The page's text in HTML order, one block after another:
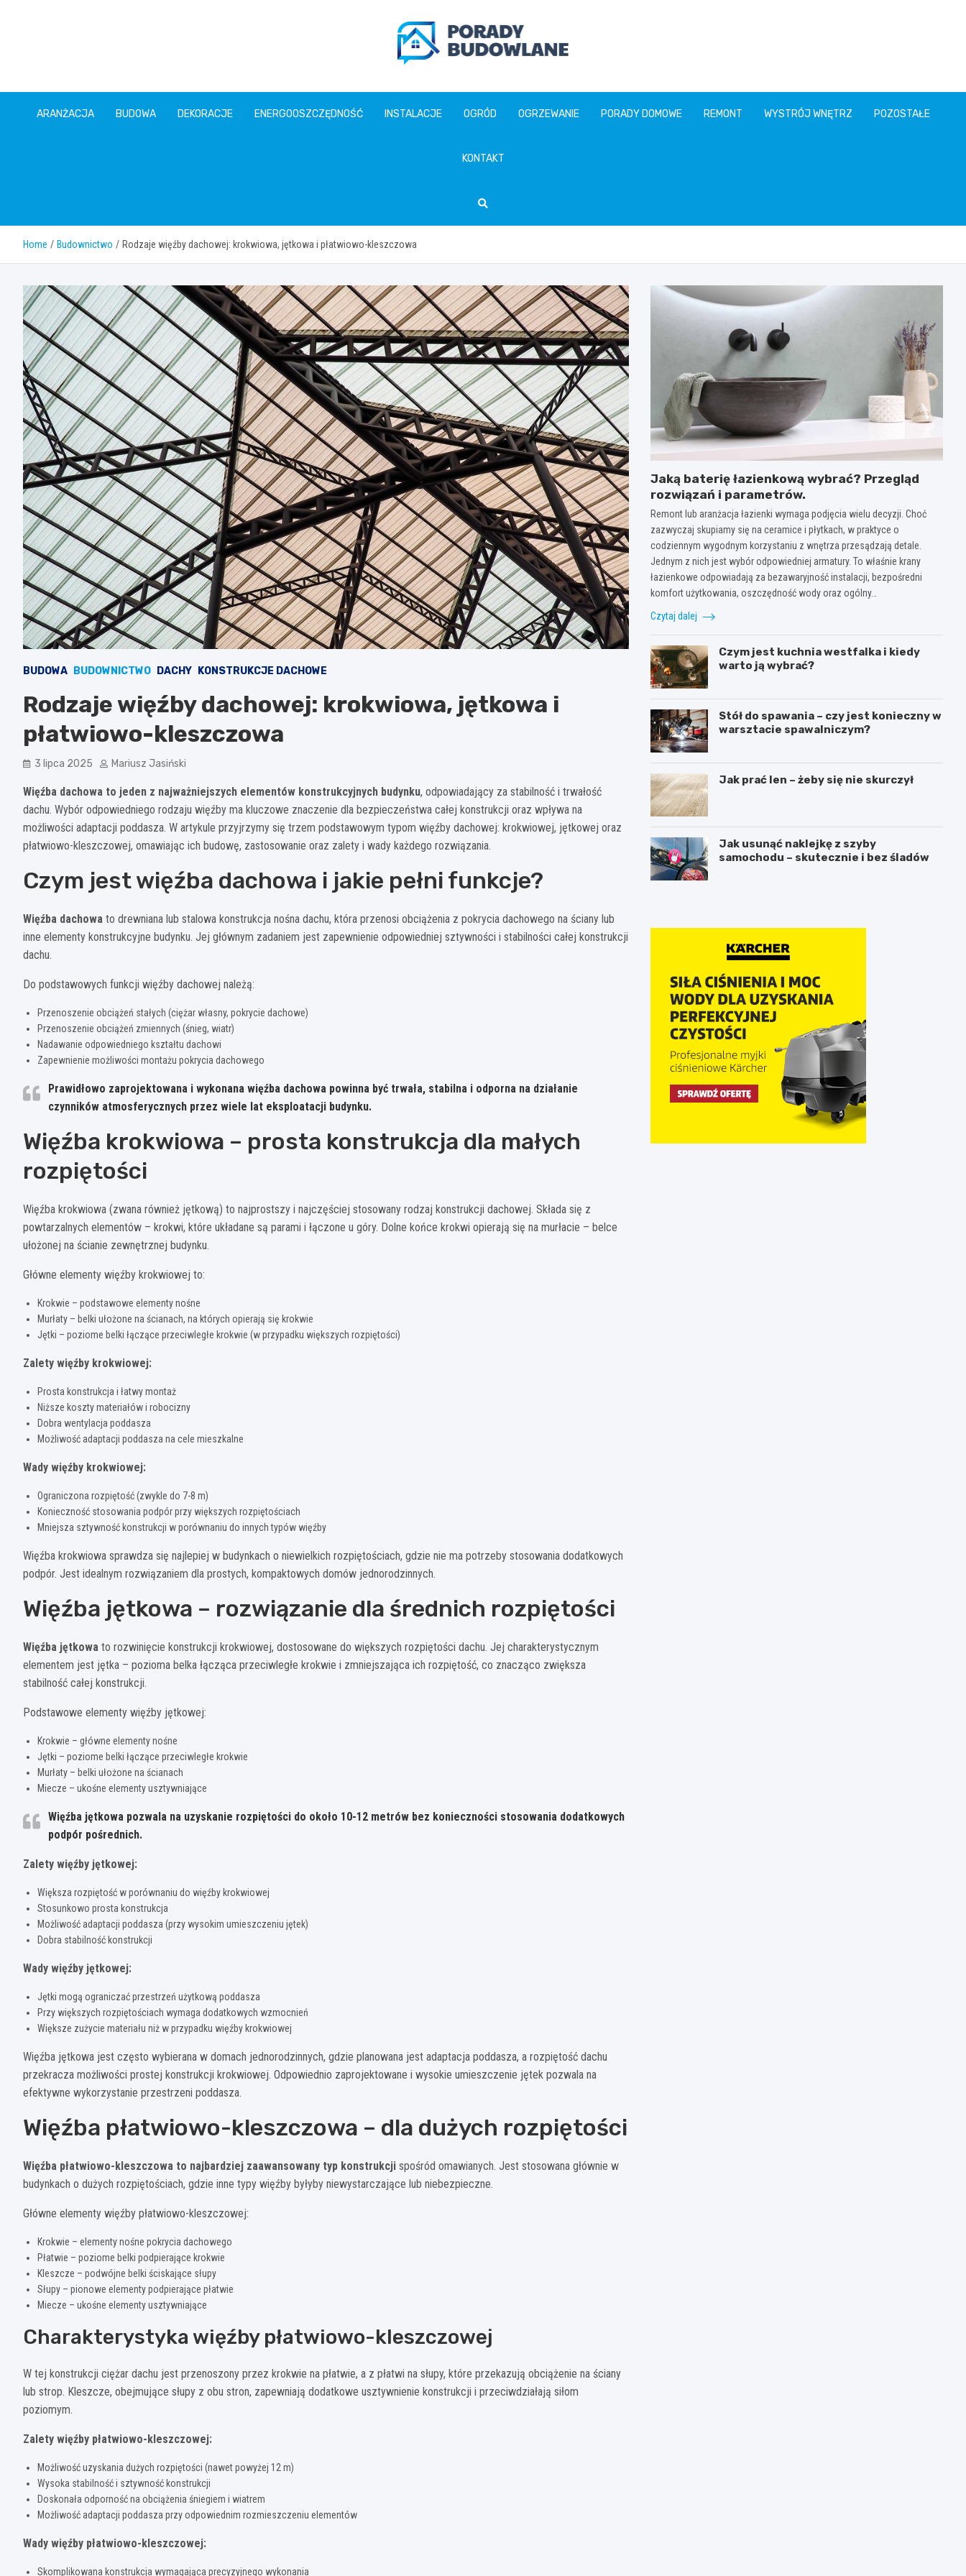
poradybudowlane.pl
ARANŻACJA BUDOWA DEKORACJE ENERGOOSZCZĘDNOŚĆ INSTALACJE OGRÓD OGRZEWANIE PORADY DOMOWE REMONT WYSTRÓJ WNĘTRZ POZOSTAŁE
KONTAKT
Home Budownictwo Rodzaje więźby dachowej: krokwiowa, jętkowa i płatwiowo-kleszczowa
BUDOWA BUDOWNICTWO DACHY KONSTRUKCJE DACHOWE
Rodzaje więźby dachowej: krokwiowa, jętkowa i
płatwiowo-kleszczowa
3 lipca 2025 Mariusz Jasiński
Więźba dachowa to jeden z najważniejszych elementów konstrukcyjnych budynku, odpowiadający za stabilność i trwałość
dachu. Wybór odpowiedniego rodzaju więźby ma kluczowe znaczenie dla bezpieczeństwa całej konstrukcji oraz wpływa na
możliwości adaptacji poddasza. W artykule przyjrzymy się trzem podstawowym typom więźby dachowej: krokwiowej, jętkowej oraz
płatwiowo-kleszczowej, omawiając ich budowę, zastosowanie oraz zalety i wady każdego rozwiązania.
Czym jest więźba dachowa i jakie pełni funkcje?
Więźba dachowa to drewniana lub stalowa konstrukcja nośna dachu, która przenosi obciążenia z pokrycia dachowego na ściany lub
inne elementy konstrukcyjne budynku. Jej głównym zadaniem jest zapewnienie odpowiedniej sztywności i stabilności całej konstrukcji
dachu.
Do podstawowych funkcji więźby dachowej należą:
Przenoszenie obciążeń stałych (ciężar własny, pokrycie dachowe)
Przenoszenie obciążeń zmiennych (śnieg, wiatr)
Nadawanie odpowiedniego kształtu dachowi
Zapewnienie możliwości montażu pokrycia dachowego
Prawidłowo zaprojektowana i wykonana więźba dachowa powinna być trwała, stabilna i odporna na działanie
czynników atmosferycznych przez wiele lat eksploatacji budynku.
Więźba krokwiowa – prosta konstrukcja dla małych
rozpiętości
Więźba krokwiowa (zwana również jętkową) to najprostszy i najczęściej stosowany rodzaj konstrukcji dachowej. Składa się z
powtarzalnych elementów – krokwi, które układane są parami i łączone u góry. Dolne końce krokwi opierają się na murłacie – belce
ułożonej na ścianie zewnętrznej budynku.
Główne elementy więźby krokwiowej to:
Krokwie – podstawowe elementy nośne
Murłaty – belki ułożone na ścianach, na których opierają się krokwie
Jętki – poziome belki łączące przeciwległe krokwie (w przypadku większych rozpiętości)
Zalety więźby krokwiowej:
Prosta konstrukcja i łatwy montaż
Niższe koszty materiałów i robocizny
Dobra wentylacja poddasza
Możliwość adaptacji poddasza na cele mieszkalne
Wady więźby krokwiowej:
Ograniczona rozpiętość (zwykle do 7-8 m)
Konieczność stosowania podpór przy większych rozpiętościach
Mniejsza sztywność konstrukcji w porównaniu do innych typów więźby
Więźba krokwiowa sprawdza się najlepiej w budynkach o niewielkich rozpiętościach, gdzie nie ma potrzeby stosowania dodatkowych
podpór. Jest idealnym rozwiązaniem dla prostych, kompaktowych domów jednorodzinnych.
Więźba jętkowa – rozwiązanie dla średnich rozpiętości
Więźba jętkowa to rozwinięcie konstrukcji krokwiowej, dostosowane do większych rozpiętości dachu. Jej charakterystycznym
elementem jest jętka – pozioma belka łącząca przeciwległe krokwie i zmniejszająca ich rozpiętość, co znacząco zwiększa
stabilność całej konstrukcji.
Podstawowe elementy więźby jętkowej:
Krokwie – główne elementy nośne
Jętki – poziome belki łączące przeciwległe krokwie
Murłaty – belki ułożone na ścianach
Miecze – ukośne elementy usztywniające
Więźba jętkowa pozwala na uzyskanie rozpiętości do około 10-12 metrów bez konieczności stosowania dodatkowych
podpór pośrednich.
Zalety więźby jętkowej:
Większa rozpiętość w porównaniu do więźby krokwiowej
Stosunkowo prosta konstrukcja
Możliwość adaptacji poddasza (przy wysokim umieszczeniu jętek)
Dobra stabilność konstrukcji
Wady więźby jętkowej:
Jętki mogą ograniczać przestrzeń użytkową poddasza
Przy większych rozpiętościach wymaga dodatkowych wzmocnień
Większe zużycie materiału niż w przypadku więźby krokwiowej
Więźba jętkowa jest często wybierana w domach jednorodzinnych, gdzie planowana jest adaptacja poddasza, a rozpiętość dachu
przekracza możliwości prostej konstrukcji krokwiowej. Odpowiednio zaprojektowane i wysokie umieszczenie jętek pozwala na
efektywne wykorzystanie przestrzeni poddasza.
Więźba płatwiowo-kleszczowa – dla dużych rozpiętości
Więźba płatwiowo-kleszczowa to najbardziej zaawansowany typ konstrukcji spośród omawianych. Jest stosowana głównie w
budynkach o dużych rozpiętościach, gdzie inne typy więźby byłyby niewystarczające lub niebezpieczne.
Główne elementy więźby płatwiowo-kleszczowej:
Krokwie – elementy nośne pokrycia dachowego
Płatwie – poziome belki podpierające krokwie
Kleszcze – podwójne belki ściskające słupy
Słupy – pionowe elementy podpierające płatwie
Miecze – ukośne elementy usztywniające
Charakterystyka więźby płatwiowo-kleszczowej
W tej konstrukcji ciężar dachu jest przenoszony przez krokwie na płatwie, a z płatwi na słupy, które przekazują obciążenie na ściany
lub strop. Kleszcze, obejmujące słupy z obu stron, zapewniają dodatkowe usztywnienie konstrukcji i przeciwdziałają siłom
poziomym.
Zalety więźby płatwiowo-kleszczowej:
Możliwość uzyskania dużych rozpiętości (nawet powyżej 12 m)
Wysoka stabilność i sztywność konstrukcji
Doskonała odporność na obciążenia śniegiem i wiatrem
Możliwość adaptacji poddasza przy odpowiednim rozmieszczeniu elementów
Wady więźby płatwiowo-kleszczowej:
Skomplikowana konstrukcja wymagająca precyzyjnego wykonania
Jaką baterię łazienkową wybrać? Przegląd
rozwiązań i parametrów.
Remont lub aranżacja łazienki wymaga podjęcia wielu decyzji. Choć
zazwyczaj skupiamy się na ceramice i płytkach, w praktyce o
codziennym wygodnym korzystaniu z wnętrza przesądzają detale.
Jednym z nich jest wybór odpowiedniej armatury. To właśnie krany
łazienkowe odpowiadają za bezawaryjność instalacji, bezpośredni
komfort użytkowania, oszczędność wody oraz ogólny…
Czytaj dalej
Czym jest kuchnia westfalka i kiedy
warto ją wybrać?
Stół do spawania – czy jest konieczny w
warsztacie spawalniczym?
Jak prać len – żeby się nie skurczył
Jak usunąć naklejkę z szyby
samochodu – skutecznie i bez śladów